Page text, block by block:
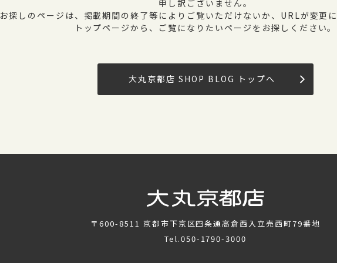
申し訳ございません。
お探しのページは、掲載期間の終了等によりご覧いただけないか、URLが変更に
トップページから、ご覧になりたいページをお探しください。
大丸京都店 SHOP BLOG トップへ
〒600-8511 京都市下京区四条通高倉西入立売西町79番地
Tel.050-1790-3000